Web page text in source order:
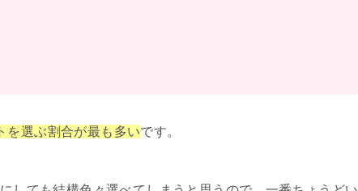
を選ぶ割合が最も多いです。